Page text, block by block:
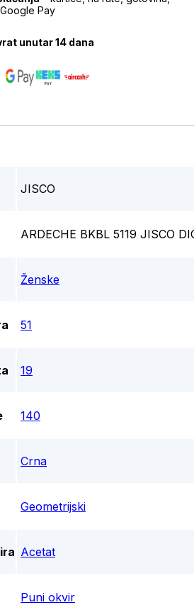
Pay
unutar 14 dana
JISCO
ARDECHE BKBL 5119 JISCO
Ženske
51
19
140
Crna
Geometrijski
Acetat
Puni okvir